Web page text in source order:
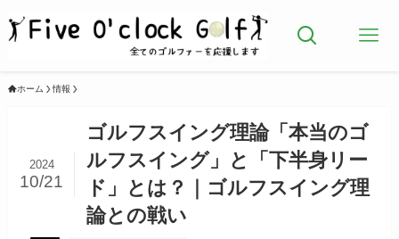
ホーム 情報
ゴルフスイング理論「本当のゴ
ルフスイング」と「下半身リー
ド」とは？｜ゴルフスイング理
論との戦い
2024
10/21